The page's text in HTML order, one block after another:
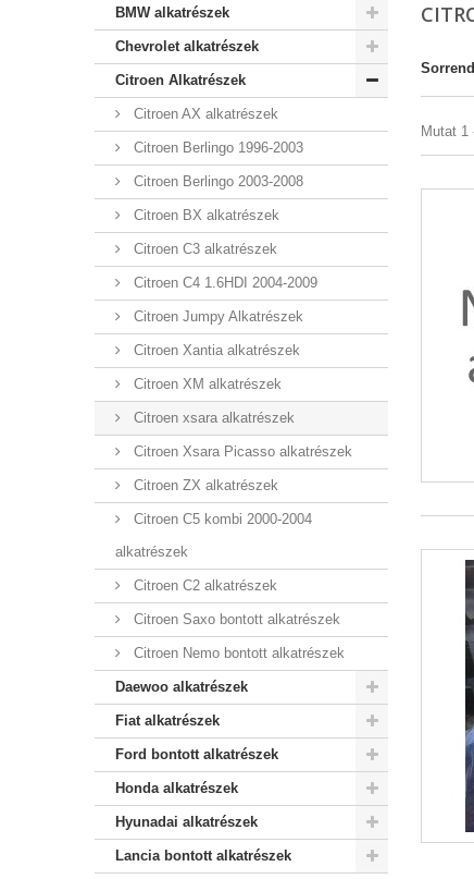
BMW alkatrészek
Chevrolet alkatrészek
Citroen Alkatrészek
Citroen AX alkatrészek
Citroen Berlingo 1996-2003
Citroen Berlingo 2003-2008
Citroen BX alkatrészek
Citroen C3 alkatrészek
Citroen C4 1.6HDI 2004-2009
Citroen Jumpy Alkatrészek
Citroen Xantia alkatrészek
Citroen XM alkatrészek
Citroen xsara alkatrészek
Citroen Xsara Picasso alkatrészek
Citroen ZX alkatrészek
Citroen C5 kombi 2000-2004
alkatrészek
Citroen C2 alkatrészek
Citroen Saxo bontott alkatrészek
Citroen Nemo bontott alkatrészek
Daewoo alkatrészek
Fiat alkatrészek
Ford bontott alkatrészek
Honda alkatrészek
Hyunadai alkatrészek
Lancia bontott alkatrészek
Sorrend
Mutat 1